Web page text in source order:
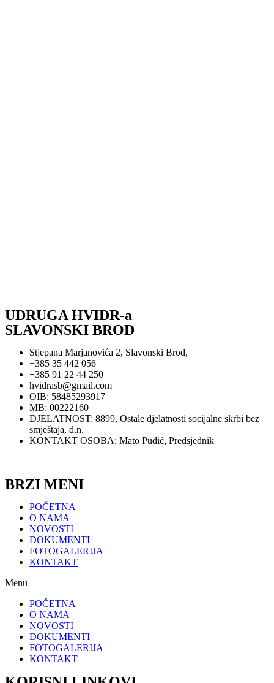
UDRUGA HVIDR-a
SLAVONSKI BROD
Stjepana Marjanovića 2, Slavonski Brod,
+385 35 442 056
+385 91 22 44 250
hvidrasb@gmail.com
OIB: 58485293917
MB: 00222160
DJELATNOST: 8899, Ostale djelatnosti socijalne skrbi bez
smještaja, d.n.
KONTAKT OSOBA: Mato Pudić, Predsjednik
BRZI MENI
POČETNA
O NAMA
NOVOSTI
DOKUMENTI
FOTOGALERIJA
KONTAKT
Menu
POČETNA
O NAMA
NOVOSTI
DOKUMENTI
FOTOGALERIJA
KONTAKT